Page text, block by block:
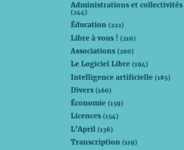
Administrations et collectivités
(244)
Éducation(222)
Libre à vous !(210)
Associations(200)
Le Logiciel Libre(194)
Intelligence artificielle(185)
Divers(160)
Économie(159)
Licences(154)
L’April(136)
Transcription(119)